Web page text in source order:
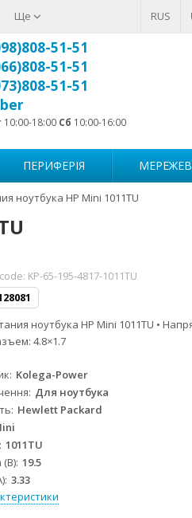
RUS
Ще
51-51
51-51
51-51
10:00-18:00 Сб 10:00-16:00
ПЕРИФЕРІЯ
ноутбука HP Mini 1011TU
KP-65-195-4817-1011TU
ноутбука HP Mini 1011TU •
4.8×1.7
Kolega-Power
Для ноутбука
Hewlett Packard
1011TU
(В) 19.5
3.33